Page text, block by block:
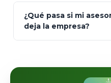
93
libres de impuestos
¿Qué pasa si mi
deja la empresa?